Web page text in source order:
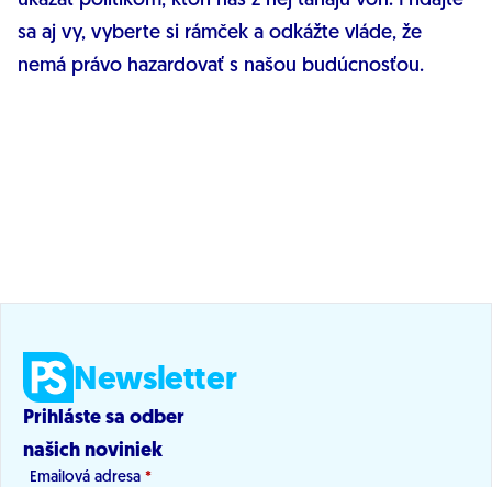
sa aj vy, vyberte si rámček a odkážte vláde, že
nemá právo hazardovať s našou budúcnosťou.
Newsletter
Prihláste sa odber
našich noviniek
Emailová adresa *